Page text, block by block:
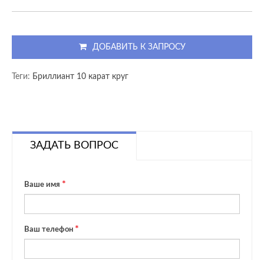
ДОБАВИТЬ К ЗАПРОСУ
Теги: Бриллиант 10 карат круг
ЗАДАТЬ ВОПРОС
Ваше имя
Ваш телефон